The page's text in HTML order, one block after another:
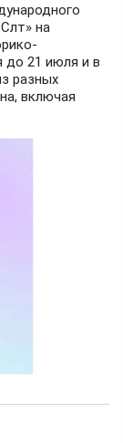
на
до 21 июля и в
разных
включая